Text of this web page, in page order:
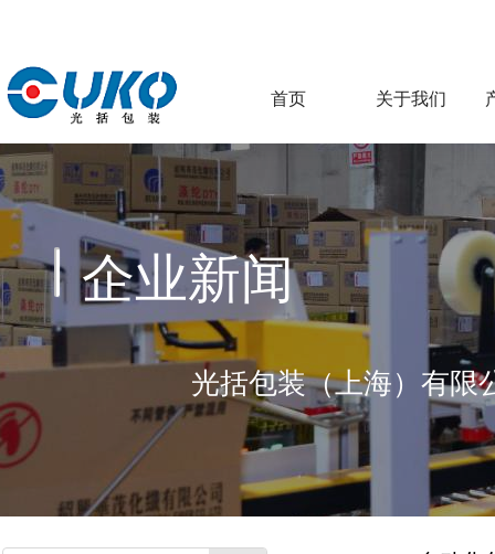
首页 关于我们
企业新闻
光括包装（上海）有限